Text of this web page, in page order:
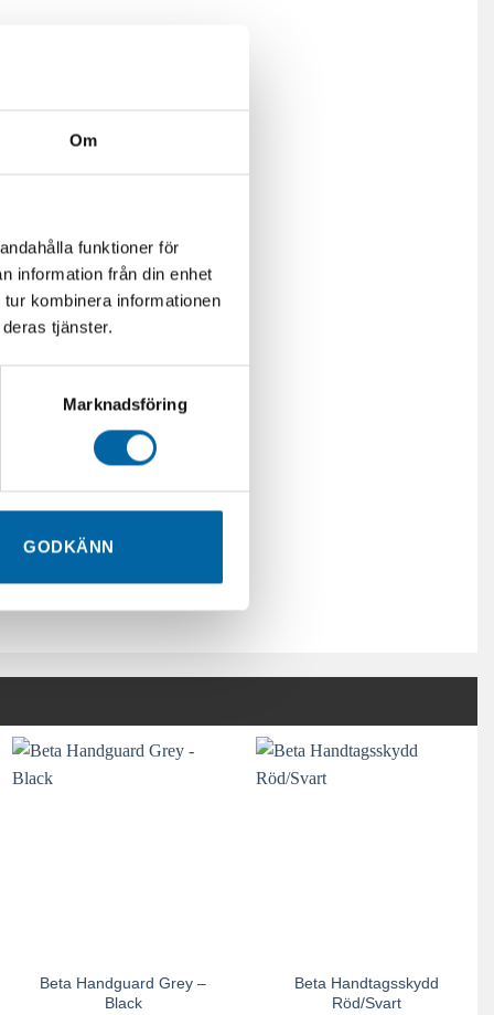
Om
funktioner för
information från din enhet
kombinera informationen
tjänster.
Marknadsföring
GODKÄNN
Beta Handguard Grey –
Black
Beta Handtagsskydd
Röd/Svart